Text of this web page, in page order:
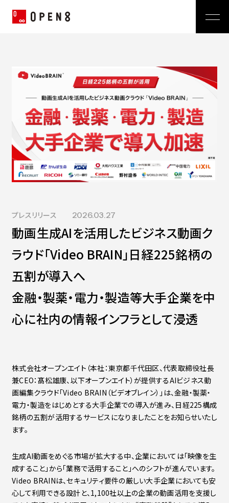
ミッション
経営メンバー
沿革
News
プレスリリース
おしらせ
広報 BLOG
TECH BLOG
Service
Video BRAIN
Open BRAIN
Insight BRAIN
Technology
Recruit
価値観
会社紹介資料
社員インタビュー
募集職種
Sustainability
Contact
プレスリリース 2026.03.27
動画生成AIを活用したビジネス動画ク
ラウド「Video BRAIN」日経225銘柄の
五割が導入へ
金融・製薬・電力・製造等大手企業を中
心に社内の情報インフラとして浸透
株式会社オープンエイト（本社：東京都千代田区、代表取締役社長
兼CEO：髙松雄康、以下オープンエイト）が提供するAIビジネス動
画編集クラウド「Video BRAIN（ビデオブレイン）」は、金融・製薬・
電力・製造をはじめとする大手企業での導入が進み、日経225構成
銘柄の五割が活用するサービスになりましたことをお知らせいたし
ます。
生成AI動画をめぐる市場が拡大する中、企業においては「映像を生
成すること」から「業務で活用すること」へのシフトが進んでいます。
Video BRAINは、セキュリティ要件の厳しい大手企業においても安
心して利用できる設計と、1,100社以上の企業の動画活用を支援し